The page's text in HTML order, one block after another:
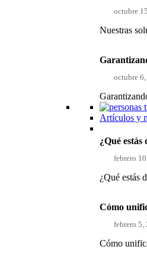
octubre
Nuestras
octubre
Artículos y
¿Qué
febrero
¿Qué estás
Cómo
febrero 5,
Cómo